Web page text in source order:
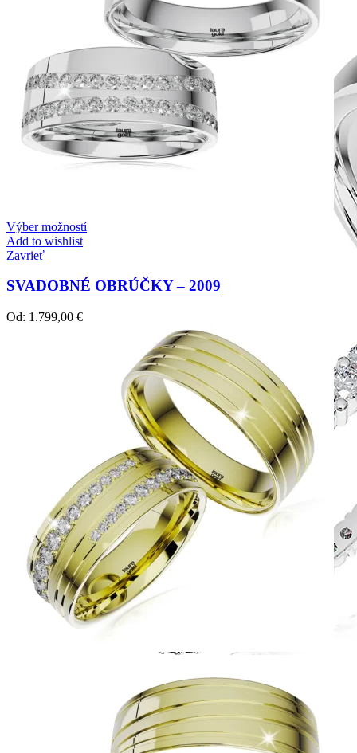
Výber možností
Add to wishlist
Zavrieť
SVADOBNÉ OBRÚČKY – 2009
Od: 1.799,00 €